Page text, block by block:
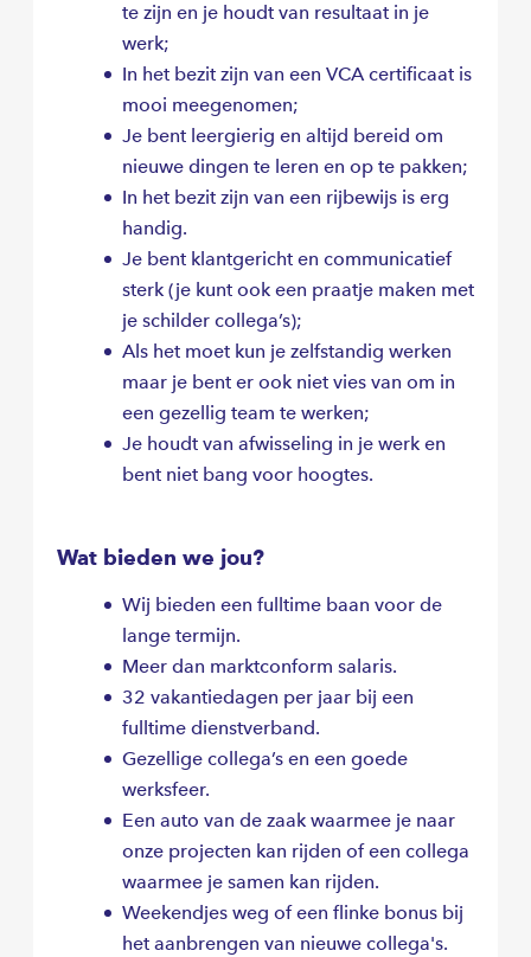
te zijn en je houdt van resultaat in je
werk;
In het bezit zijn van een VCA certificaat is
mooi meegenomen;
Je bent leergierig en altijd bereid om
nieuwe dingen te leren en op te pakken;
In het bezit zijn van een rijbewijs is erg
handig.
Je bent klantgericht en communicatief
sterk (je kunt ook een praatje maken met
je schilder collega’s);
Als het moet kun je zelfstandig werken
maar je bent er ook niet vies van om in
een gezellig team te werken;
Je houdt van afwisseling in je werk en
bent niet bang voor hoogtes.
Wat bieden we jou?
Wij bieden een fulltime baan voor de
lange termijn.
Meer dan marktconform salaris.
32 vakantiedagen per jaar bij een
fulltime dienstverband.
Gezellige collega’s en een goede
werksfeer.
Een auto van de zaak waarmee je naar
onze projecten kan rijden of een collega
waarmee je samen kan rijden.
Weekendjes weg of een flinke bonus bij
het aanbrengen van nieuwe collega's.